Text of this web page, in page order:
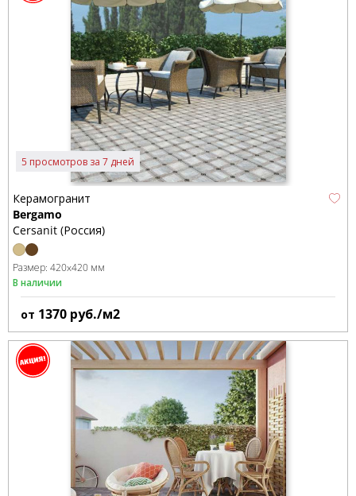
5 просмотров за 7 дней
Керамогранит
Bergamo
Cersanit (Россия)
Размер: 420x420 мм
В наличии
от 1370 руб./м2